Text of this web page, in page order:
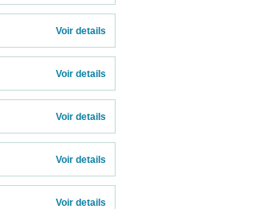
Voir details
Voir details
Voir details
Voir details
Voir details